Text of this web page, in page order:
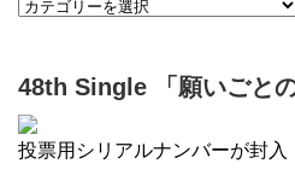
48th Single 「願いごと
投票用シリアルナンバーが封入